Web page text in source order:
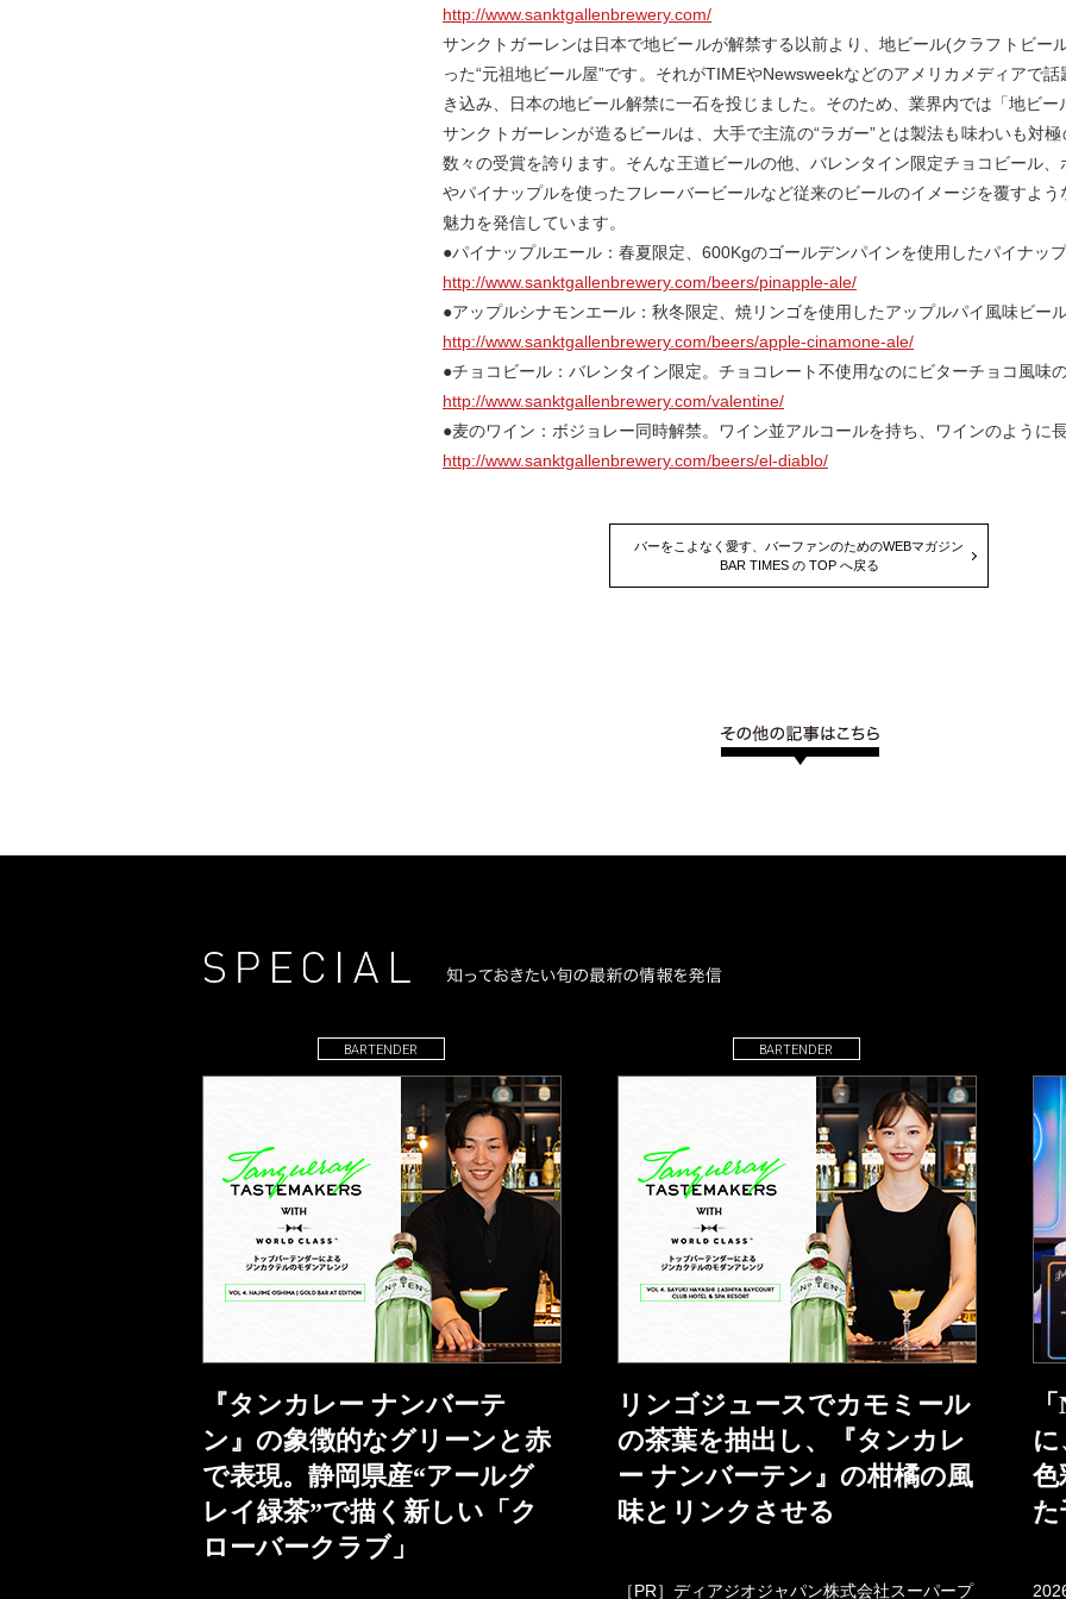
http://www.sanktgallenbrewery.com/
サンクトガーレンは日本で地ビールが解禁する以前より、地ビール(クラフトビー
った“元祖地ビール屋”です。それがTIMEやNewsweekなどのアメリカメディアで
き込み、日本の地ビール解禁に一石を投じました。そのため、業界内では「地ビー
サンクトガーレンが造るビールは、大手で主流の“ラガー”とは製法も味わいも対
数々の受賞を誇ります。そんな王道ビールの他、バレンタイン限定チョコビール
やパイナップルを使ったフレーバービールなど従来のビールのイメージを覆すよ
魅力を発信しています。
●パイナップルエール：春夏限定、600Kgのゴールデンパインを使用したパイナッ
http://www.sanktgallenbrewery.com/beers/pinapple-ale/
●アップルシナモンエール：秋冬限定、焼リンゴを使用したアップルパイ風味ビー
http://www.sanktgallenbrewery.com/beers/apple-cinamone-ale/
●チョコビール：バレンタイン限定。チョコレート不使用なのにビターチョコ風味
http://www.sanktgallenbrewery.com/valentine/
●麦のワイン：ボジョレー同時解禁。ワイン並アルコールを持ち、ワインのように
http://www.sanktgallenbrewery.com/beers/el-diablo/
バーをこよなく愛す、バーファンのためのWEBマガジン
BAR TIMES の TOP へ戻る
BARTENDER
『タンカレー ナンバーテ
ン』の象徴的なグリーンと赤
で表現。静岡県産“アールグ
レイ緑茶”で描く新しい「ク
ローバークラブ」
BARTENDER
リンゴジュースでカモミール
の茶葉を抽出し、『タンカレ
ー ナンバーテン』の柑橘の風
味とリンクさせる
［PR］ディアジオジャパン株式会社スーパープ
た